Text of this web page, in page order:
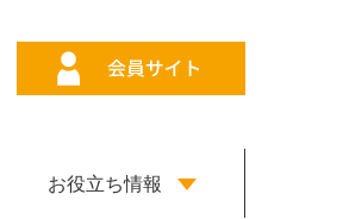
お役立ち情報